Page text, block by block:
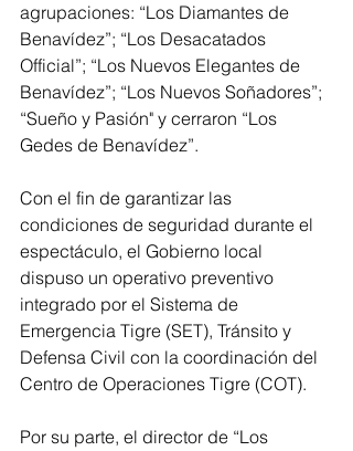
agrupaciones: “Los Diamantes de
Benavídez”; “Los Desacatados
Official”; “Los Nuevos Elegantes de
Benavídez”; “Los Nuevos Soñadores”;
“Sueño y Pasión" y cerraron “Los
Gedes de Benavídez”.
Con el fin de garantizar las
condiciones de seguridad durante el
espectáculo, el Gobierno local
dispuso un operativo preventivo
integrado por el Sistema de
Emergencia Tigre (SET), Tránsito y
Defensa Civil con la coordinación del
Centro de Operaciones Tigre (COT).
Por su parte, el director de “Los